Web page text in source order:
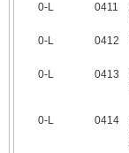
0‑L
0411
0‑L
0412
0‑L
0413
0‑L 0414